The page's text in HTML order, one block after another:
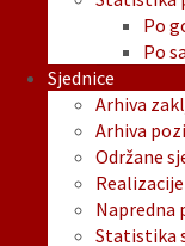
Po
Po
Sjednice
Arhiva
Arhiva
Održane
Napredna
Statistika